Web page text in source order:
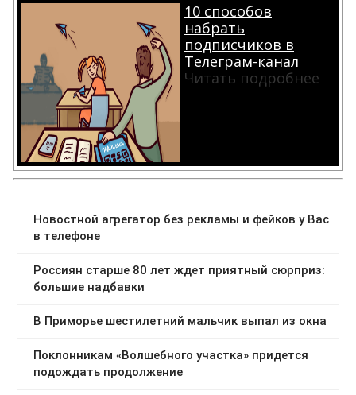
10 способов
набрать
подписчиков в
Телеграм-канал
Читать подробнее